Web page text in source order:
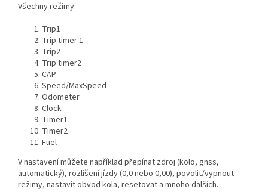
Všechny režimy:
Trip1
Trip timer 1
Trip2
Trip timer2
CAP
Speed/MaxSpeed
Odometer
Clock
Timer1
Timer2
Fuel
V nastavení můžete například přepínat zdroj (kolo, gnss,
automatický), rozlišení jízdy (0,0 nebo 0,00), povolit/vypnout
režimy, nastavit obvod kola, resetovat a mnoho dalších.